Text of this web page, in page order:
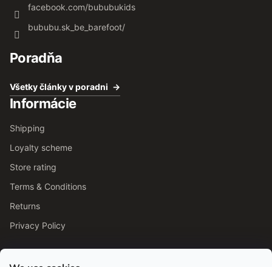
facebook.com/bububukids
bububu.sk_be_barefoot/
Poradňa
Všetky články v poradni
Informácie
Shipping
Loyalty scheme
Store rating
Terms & Conditions
Returns
Privacy Policy